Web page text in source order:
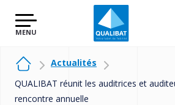
Actualités
QUALIBAT réunit les auditrices et
rencontre annuelle